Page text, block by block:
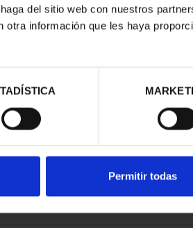
del sitio web con nuestros
información que les haya
Permitir todas